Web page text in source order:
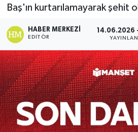
Baş'ın kurtarılamayarak şehit
HABER MERKEZI
EDITÖR
14.06.2026